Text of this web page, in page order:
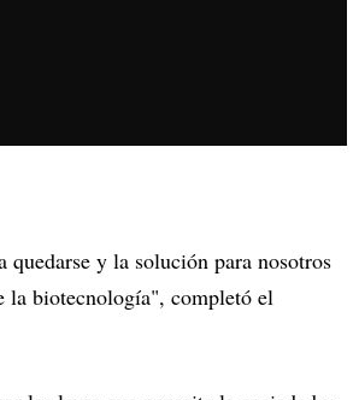
quedarse y la solución para nosotros
la biotecnología", completó el